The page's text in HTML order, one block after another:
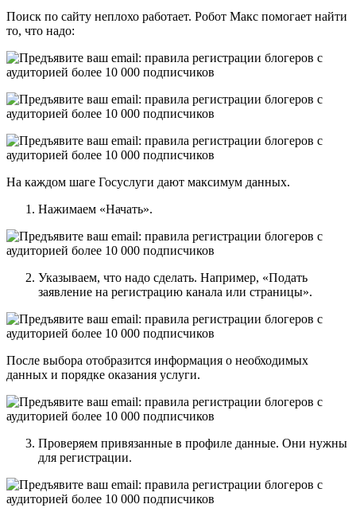
Поиск по сайту неплохо работает. Робот Макс помогает найти
то, что надо:
На каждом шаге Госуслуги дают максимум данных.
Нажимаем «Начать».
Указываем, что надо сделать. Например, «Подать
заявление на регистрацию канала или страницы».
После выбора отобразится информация о необходимых
данных и порядке оказания услуги.
Проверяем привязанные в профиле данные. Они нужны
для регистрации.